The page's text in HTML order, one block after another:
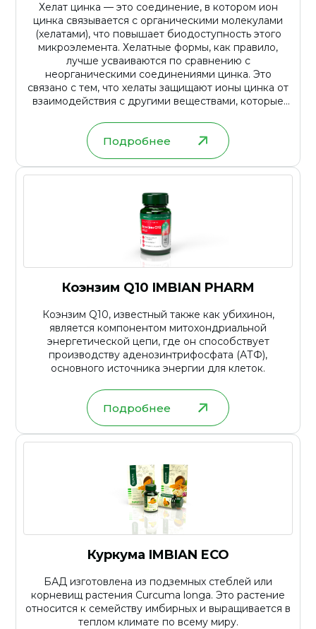
Хелат цинка — это соединение, в котором ион
цинка связывается с органическими молекулами
(хелатами), что повышает биодоступность этого
микроэлемента. Хелатные формы, как правило,
лучше усваиваются по сравнению с
неорганическими соединениями цинка. Это
связано с тем, что хелаты защищают ионы цинка от
взаимодействия с другими веществами, которые
пищеварительном тракте.
Подробнее
Коэнзим Q10 IMBIAN PHARM
Коэнзим Q10, известный также как убихинон,
является компонентом митохондриальной
энергетической цепи, где он способствует
производству аденозинтрифосфата (АТФ),
основного источника энергии для клеток.
Подробнее
Куркума IMBIAN ECO
БАД изготовлена из подземных стеблей или
корневищ растения Curcuma longa. Это растение
относится к семейству имбирных и выращивается в
теплом климате по всему миру.